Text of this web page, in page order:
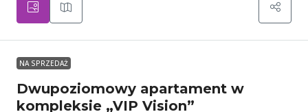
NA SPRZEDAŻ
Dwupoziomowy apartament w
kompleksie „VIP Vision”